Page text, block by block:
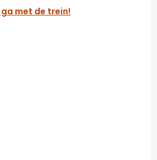
ga met de trein!